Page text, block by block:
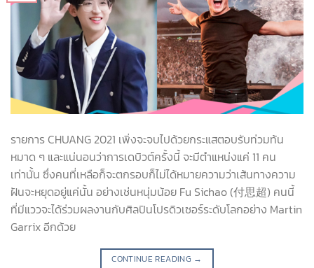
รายการ CHUANG 2021 เพิ่งจะจบไปด้วยกระแสตอบรับท่วมท้น
หมาด ๆ และแน่นอนว่าการเดบิวต์ครั้งนี้ จะมีตำแหน่งแค่ 11 คน
เท่านั้น ซึ่งคนที่เหลือก็จะตกรอบก็ไม่ได้หมายความว่าเส้นทางความ
ฝันจะหยุดอยู่แค่นั้น อย่างเช่นหนุ่มน้อย Fu Sichao (付思超) คนนี้
ที่มีแววจะได้ร่วมผลงานกับศิลปินโปรดิวเซอร์ระดับโลกอย่าง Martin
Garrix อีกด้วย
CONTINUE READING →